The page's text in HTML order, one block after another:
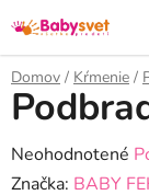
na
obsah
Domov / Kŕmenie /
Priemerné
hodnotenie
Neohodnotené
Značka: BABY